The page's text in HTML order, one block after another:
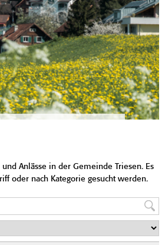
Anlässe in der Gemeinde Triesen. Es
oder nach Kategorie gesucht werden.